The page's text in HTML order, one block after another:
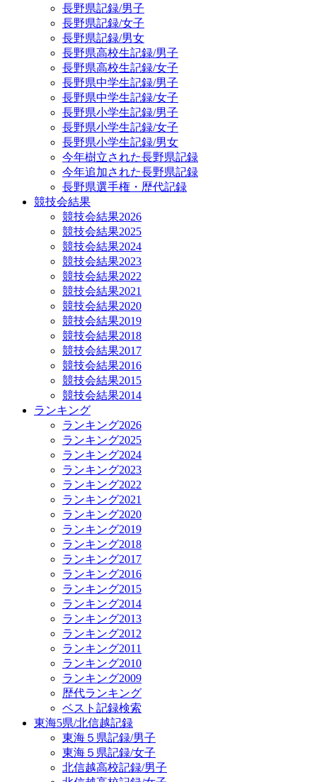
長野県記録/男子
長野県記録/女子
長野県記録/男女
長野県高校生記録/男子
長野県高校生記録/女子
長野県中学生記録/男子
長野県中学生記録/女子
長野県小学生記録/男子
長野県小学生記録/女子
長野県小学生記録/男女
今年樹立された長野県記録
今年追加された長野県記録
長野県選手権・歴代記録
競技会結果
競技会結果2026
競技会結果2025
競技会結果2024
競技会結果2023
競技会結果2022
競技会結果2021
競技会結果2020
競技会結果2019
競技会結果2018
競技会結果2017
競技会結果2016
競技会結果2015
競技会結果2014
ランキング
ランキング2026
ランキング2025
ランキング2024
ランキング2023
ランキング2022
ランキング2021
ランキング2020
ランキング2019
ランキング2018
ランキング2017
ランキング2016
ランキング2015
ランキング2014
ランキング2013
ランキング2012
ランキング2011
ランキング2010
ランキング2009
歴代ランキング
ベスト記録検索
東海5県/北信越記録
東海５県記録/男子
東海５県記録/女子
北信越高校記録/男子